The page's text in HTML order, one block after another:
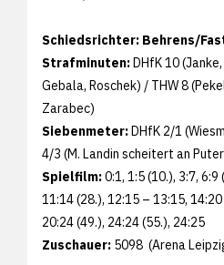
Schiedsrichter: Behrens/
Strafminuten:DHfK 10
Gebala, Roschek) / THW 8
Zarabec)
Siebenmeter:DHfK 2/1
4/3 (M. Landin scheitert an
Spielfilm:0:1, 1:5 (10.), 3:7,
11:14 (28.), 12:15 – 13:15,
20:24 (49.), 24:24 (55.), 24:25
Zuschauer: 5098 (Arena